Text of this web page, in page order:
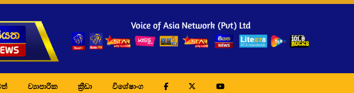
ව්‍යාපාරික ක්‍රීඩා විශේෂාංග